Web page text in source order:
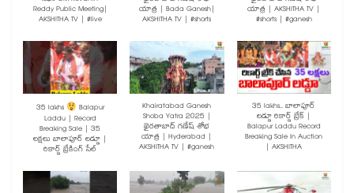
Reddy Public Meeting|
AKSHITHA TV | #live
యాత్ర | Bada Ganesh|
AKSHITHA TV | #shorts
యాత్ర | AKSHITHA TV |
#shorts | #ganesh
35 lakhs Balapur
Laddu | Record
Breaking Sale | 35
లక్షలు బాలాపూర్ లడ్డూ |
రికార్డ్ బ్రేకింగ్ సేల్
Khairatabad Ganesh
Shoba Yatra 2025 |
ఖైరతాబాద్ గణేష్ శోభ
యాత్ర | Hyderabad |
AKSHITHA TV | #ganesh
35 lakhs.. బాలాపూర్
లడ్డూ రికార్డ్ బ్రేక్ |
Balapur Laddu Record
Breaking Sale In Auction
| AKSHITHA